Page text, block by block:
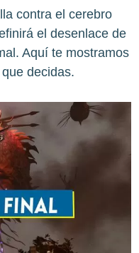
contra el cerebro
el desenlace de
Aquí te mostramos
decidas.